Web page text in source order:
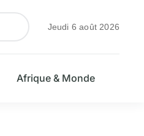
Jeudi 6 août 2026
Afrique & Monde